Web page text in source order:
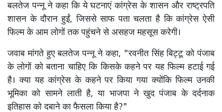
बलतेज पन्नू ने कहा कि ये घटनाएं कांग्रेस के शासन और राष्ट्रपति
शासन के दौरान हुईं, जिससे साफ पता चलता है कि कांग्रेस ऐसी
फिल्म के आम लोगों तक पहुंचने से असहज महसूस करेगी।
जवाब मांगते हुए बलतेज पन्नू ने कहा, "रवनीत सिंह बिट्टू को पंजाब
के लोगों को बताना चाहिए कि किसके कहने पर यह फिल्म हटाई गई
है। क्या यह कांग्रेस के कहने पर किया गया क्योंकि फिल्म उनकी
भूमिका को सामने लाती है, या भाजपा ने खुद पंजाब के दर्दनाक
इतिहास को दबाने का फैसला किया है?"